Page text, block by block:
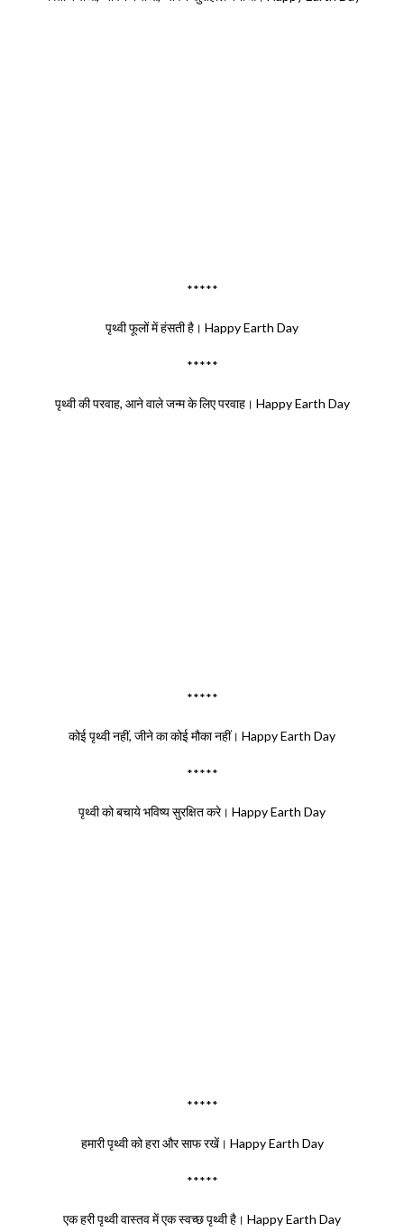
*****
पृथ्वी फूलों में हंसती है। Happy Earth Day
*****
पृथ्वी की परवाह, आने वाले जन्म के लिए परवाह। Happy Earth Day
*****
कोई पृथ्वी नहीं, जीने का कोई मौका नहीं। Happy Earth Day
*****
पृथ्वी को बचाये भविष्य सुरक्षित करे। Happy Earth Day
*****
हमारी पृथ्वी को हरा और साफ रखें। Happy Earth Day
*****
एक हरी पृथ्वी वास्तव में एक स्वच्छ पृथ्वी है। Happy Earth Day